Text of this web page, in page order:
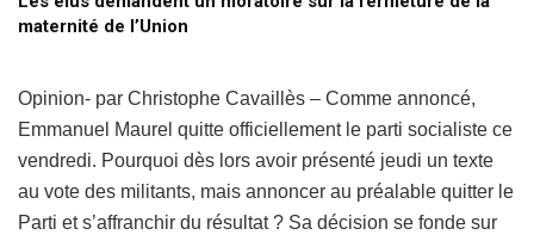
maternité de l’Union
Opinion- par Christophe Cavaillès – Comme annoncé,
Emmanuel Maurel quitte officiellement le parti socialiste ce
vendredi. Pourquoi dès lors avoir présenté jeudi un texte
au vote des militants, mais annoncer au préalable quitter le
Parti et s’affranchir du résultat ? Sa décision se fonde sur